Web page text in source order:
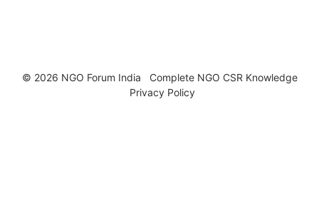
© 2026 NGO Forum India Complete NGO CSR Knowledge
Privacy Policy